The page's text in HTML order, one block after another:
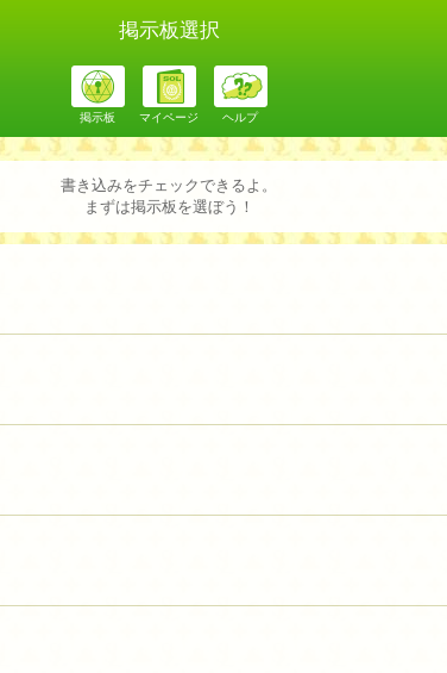
掲示板選択
掲示板 マイページ ヘルプ
書き込みをチェックできるよ。
まずは掲示板を選ぼう！